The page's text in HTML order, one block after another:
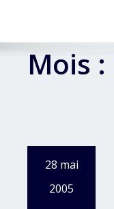
Mois :
28 mai
2005